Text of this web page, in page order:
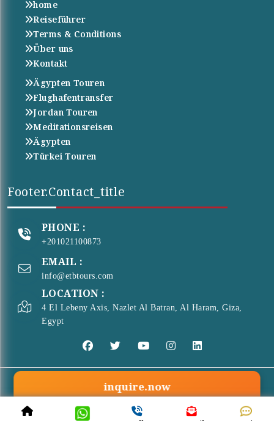
home
Reiseführer
Terms & Conditions
Über uns
Kontakt
Ägypten Touren
Flughafentransfer
Jordan Touren
Meditationsreisen
Ägypten
Türkei Touren
Footer.contact_title
PHONE :
+201021100873
EMAIL :
info@etbtours.com
LOCATION :
4 El Lebeny Axis, Nazlet Al Batran, Al Haram, Giza,
Egypt
inquire.now